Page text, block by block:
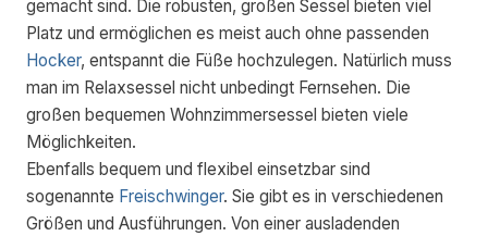
gemacht sind. Die robusten, großen Sessel bieten viel
Platz und ermöglichen es meist auch ohne passenden
Hocker, entspannt die Füße hochzulegen. Natürlich muss
man im Relaxsessel nicht unbedingt Fernsehen. Die
großen bequemen Wohnzimmersessel bieten viele
Möglichkeiten.
Ebenfalls bequem und flexibel einsetzbar sind
sogenannte Freischwinger. Sie gibt es in verschiedenen
Größen und Ausführungen. Von einer ausladenden